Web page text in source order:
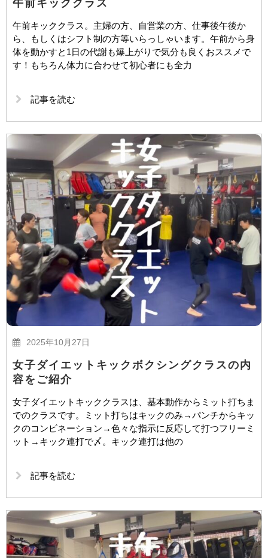
午前キッククラス
午前キッククラス。主婦の方、自営業の方、仕事後午後か
ら、もしくはシフト制の方等いらっしゃいます。午前から身
体を動かすと1日の代謝も爆上がりで気分も良くおススメで
す！もちろん体力に合わせて初心者にも全力
記事を読む
2025年10月27日
女子ダイエットキックボクシングクラスの内
容をご紹介
女子ダイエットキッククラスは、基本動作からミット打ちま
でのクラスです。ミット打ちはキックのみ→パンチからキッ
クのコンビネーション→色々な指示に反応して打つフリーミ
ット→キック連打で〆。キック連打は他の
記事を読む